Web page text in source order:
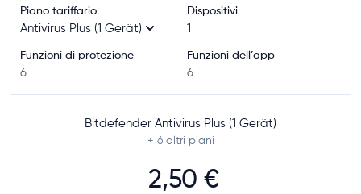
Piano tariffario
Antivirus Plus (1 Gerät)
Dispositivi
1
Funzioni di protezione
6
Funzioni dell’app
6
Bitdefender Antivirus Plus (1 Gerät)
+ 6 altri piani
2,50 €